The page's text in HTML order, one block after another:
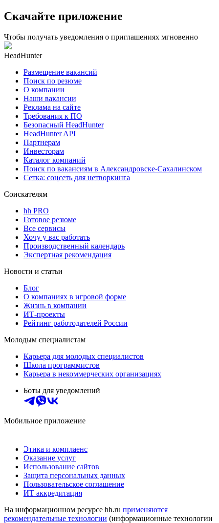
Скачайте приложение
Чтобы получать уведомления о приглашениях мгновенно
HeadHunter
Размещение вакансий
Поиск по резюме
О компании
Наши вакансии
Реклама на сайте
Требования к ПО
Безопасный HeadHunter
HeadHunter API
Партнерам
Инвесторам
Каталог компаний
Поиск по вакансиям в Александровске-Сахалинском
Сетка: соцсеть для нетворкинга
Соискателям
hh PRO
Готовое резюме
Все сервисы
Хочу у вас работать
Производственный календарь
Экспертная рекомендация
Новости и статьи
Блог
О компаниях в игровой форме
Жизнь в компании
ИТ-проекты
Рейтинг работодателей России
Молодым специалистам
Карьера для молодых специалистов
Школа программистов
Карьера в некоммерческих организациях
Боты для уведомлений
Мобильное приложение
Этика и комплаенс
Оказание услуг
Использование сайтов
Защита персональных данных
Пользовательское соглашение
ИТ аккредитация
На информационном ресурсе hh.ru применяются
рекомендательные технологии (информационные технологии